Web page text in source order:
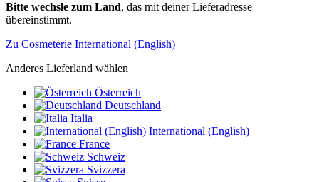
Bitte wechsle zum Land, das mit deiner Lieferadresse
übereinstimmt.
Zu Cosmeterie International (English)
Anderes Lieferland wählen
Österreich
Deutschland
Italia
International (English)
France
Schweiz
Svizzera